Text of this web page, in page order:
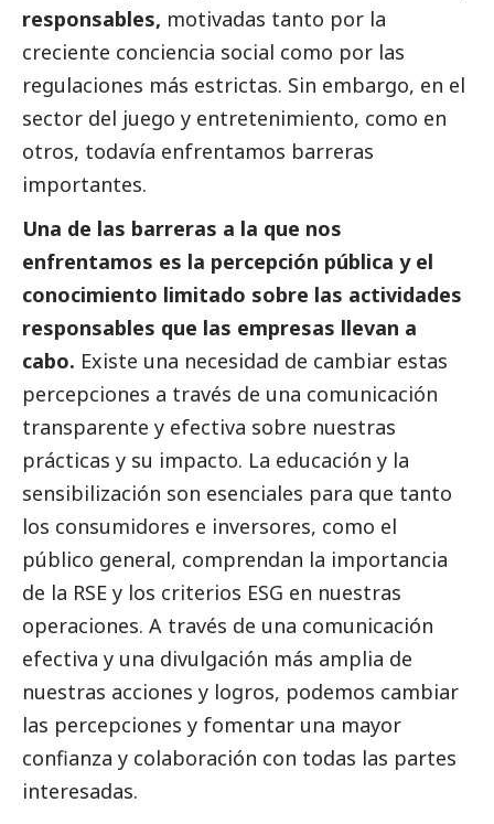
responsables, motivadas tanto por la
creciente conciencia social como por las
regulaciones más estrictas. Sin embargo, en el
sector del juego y entretenimiento, como en
otros, todavía enfrentamos barreras
importantes.
Una de las barreras a la que nos
enfrentamos es la percepción pública y el
conocimiento limitado sobre las actividades
responsables que las empresas llevan a
cabo. Existe una necesidad de cambiar estas
percepciones a través de una comunicación
transparente y efectiva sobre nuestras
prácticas y su impacto. La educación y la
sensibilización son esenciales para que tanto
los consumidores e inversores, como el
público general, comprendan la importancia
de la RSE y los criterios ESG en nuestras
operaciones. A través de una comunicación
efectiva y una divulgación más amplia de
nuestras acciones y logros, podemos cambiar
las percepciones y fomentar una mayor
confianza y colaboración con todas las partes
interesadas.